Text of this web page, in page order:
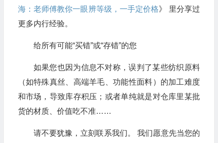
海：老师傅教你一眼辨等级，一手定价格》 里分享过
更多内行经验。
给所有可能“买错”或“存错”的您
如果您也因为信息不对称，误判了某些纺织原料
（如特殊真丝、高端羊毛、功能性面料）的加工难度
和市场，导致库存积压；或者单纯就是对仓库里某批
货的材质、价值吃不准……
请不要犹豫，立刻联系我们。 我们愿意先当您的